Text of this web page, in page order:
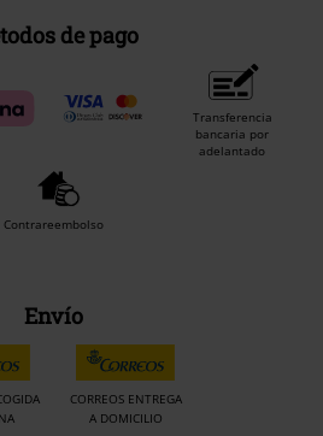
de pago
Transferencia
bancaria por
adelantado
Contrareembolso
Envío
CORREOS ENTREGA
A DOMICILIO